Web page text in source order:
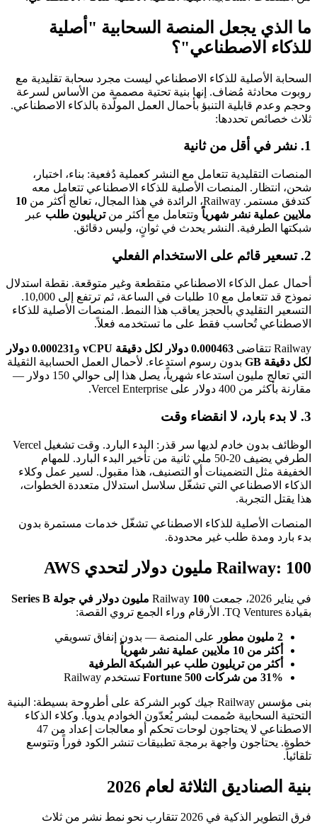
ما الذي يجعل المنصة السحابية "أصلية
للذكاء الاصطناعي"؟
السحابة الأصلية للذكاء الاصطناعي ليست مجرد سحابة تقليدية مع
روبوت محادثة مُضاف. إنها بنية تحتية مصممة من الأساس لسرعة
وحجم وعدم قابلية التنبؤ بأحمال العمل المولّدة بالذكاء الاصطناعي.
ثلاث خصائص تحددها:
1. نشر في أقل من ثانية
المنصات التقليدية تتعامل مع النشر كعملية دُفعية: بناء، اختبار،
شحن، انتظار. المنصات الأصلية للذكاء الاصطناعي تتعامل معه
كتدفق مستمر. Railway، الرائدة في هذا المجال، تعالج أكثر من
10
ملايين عملية نشر شهرياًوتتعامل مع أكثر منتريليون طلبعبر
شبكتها الطرفية. النشر يحدث في ثوانٍ، وليس دقائق.
2. تسعير قائم على الاستخدام الفعلي
أحمال عمل الذكاء الاصطناعي متقطعة وغير متوقعة. نقطة استدلال
نموذج قد تتعامل مع 10 طلبات في الساعة، ثم ترتفع إلى 10,000.
التسعير التقليدي بالحجز يعاقب هذا النمط. المنصات الأصلية للذكاء
الاصطناعي تُحاسب فقط على ما تستخدمه فعلاً.
Railway تتقاضى 0.000463 دولار لكل دقيقة vCPU و
0.000231 دولار
لكل دقيقة GB
بدون رسوم استدعاء. لأحمال العمل الحسابية الثقيلة
التي تعالج مليون استدعاء شهرياً، يصل هذا إلى حوالي 150 دولار —
مقارنة بأكثر من 400 دولار على Vercel Enterprise.
3. لا بدء بارد، لا انقضاء وقت
الوظائف بدون خادم لديها سر قذر: البدء البارد. وقت تشغيل Vercel
الطرفي يضيف 20-50 ملي ثانية من تأخير البدء البارد. للمهام
الخفيفة مثل التضمينات أو التصنيف، هذا مقبول. لسير عمل وكلاء
الذكاء الاصطناعي التي تشغّل سلاسل استدلال متعددة الخطوات،
هذا يقتل التجربة.
المنصات الأصلية للذكاء الاصطناعي تشغّل خدمات مستمرة بدون
بدء بارد ومدة طلب غير محدودة.
Railway: 100 مليون دولار لتحدي AWS
في يناير 2026، جمعت Railway
100 مليون دولار في جولة Series B
بقيادة TQ Ventures. الأرقام وراء الجمع تروي القصة:
على المنصة — بدون إنفاق تسويقي
أكثر من 10 ملايين عملية نشر شهرياً
أكثر من تريليون طلب عبر الشبكة الطرفية
31% من شركات Fortune 500
تستخدم Railway
بنى مؤسس Railway جيك كوبر الشركة على أطروحة بسيطة: البنية
التحتية السحابية صُممت لبشر يُعدّون الخوادم يدوياً. وكلاء الذكاء
الاصطناعي لا يحتاجون لوحات تحكم أو معالجات إعداد من 47
خطوة. يحتاجون واجهة برمجة تطبيقات تنشر الكود فوراً وتتوسع
تلقائياً.
بنية الصناديق الثلاثة لعام 2026
فرق التطوير الذكية في 2026 تتقارب نحو نمط نشر من ثلاث